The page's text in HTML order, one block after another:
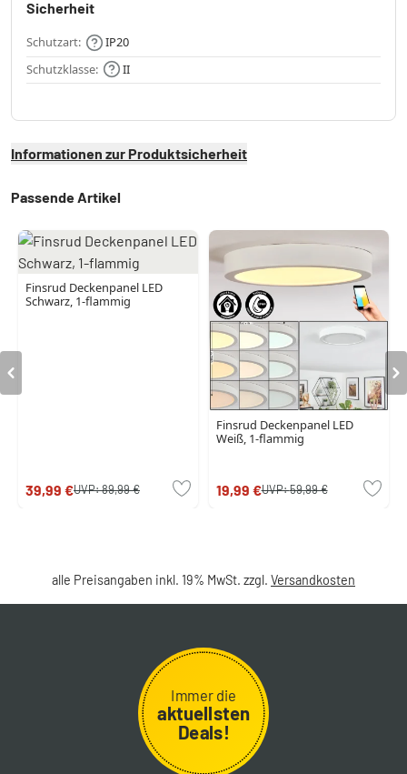
Sicherheit
Schutzart:
IP20
Schutzklasse:
II
Informationen zur Produktsicherheit
Passende Artikel
Finsrud Deckenpanel LED
Schwarz, 1-flammig
39,99 €UVP:89,99 €
Finsrud Deckenpanel LED
Weiß, 1-flammig
19,99 €UVP:59,99 €
alle Preisangaben inkl. 19% MwSt. zzgl. Versandkosten
Immer die
aktuellsten
Deals!